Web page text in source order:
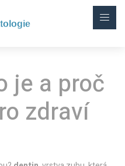
je a proč
zdraví